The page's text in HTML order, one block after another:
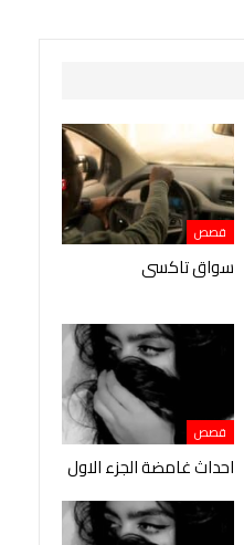
قصص
سواق تاكسى
قصص
احداث غامضة الجزء الاول